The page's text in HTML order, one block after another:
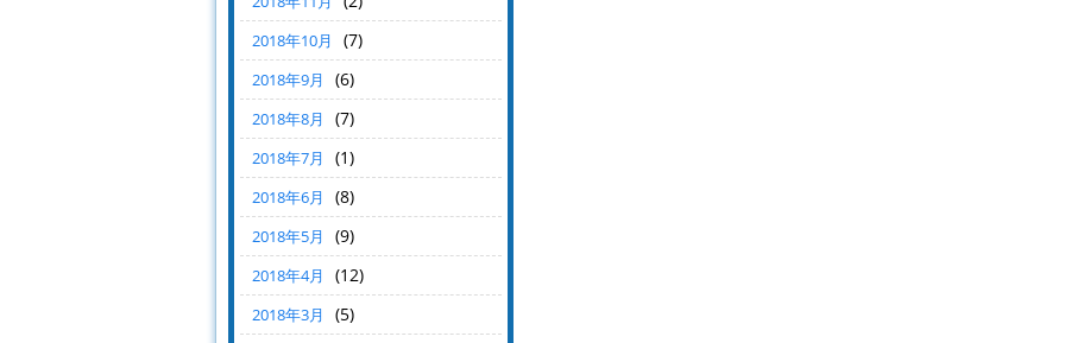
2018年10月 (7)
2018年9月 (6)
2018年8月 (7)
2018年7月 (1)
2018年6月 (8)
2018年5月 (9)
2018年4月 (12)
2018年3月
(5)